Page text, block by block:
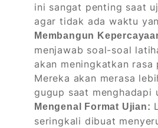
ini sangat penting saat
agar tidak ada waktu
Membangun
menjawab soal-soal
akan meningkatkan
Mereka akan merasa
gugup saat menghadapi
Mengenal Format Ujian:
seringkali dibuat